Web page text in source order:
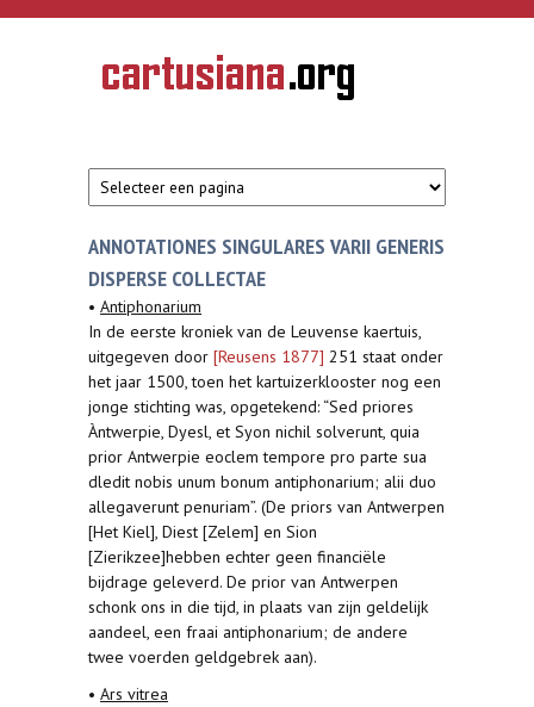
Overslaan en naar de inhoud gaan
CARTUSIANA
Geschiedenis
van de
ANNOTATIONES SINGULARES VARII GENERIS
DISPERSE COLLECTAE
• Antiphonarium
In de eerste kroniek van de Leuvense kaertuis,
uitgegeven door [Reusens 1877] 251 staat onder
het jaar 1500, toen het kartuizerklooster nog een
jonge stichting was, opgetekend: “Sed priores
Àntwerpie, Dyesl, et Syon nichil solverunt, quia
prior Antwerpie eoclem tempore pro parte sua
dledit nobis unum bonum antiphonarium; alii duo
allegaverunt penuriam”. (De priors van Antwerpen
[Het Kiel], Diest [Zelem] en Sion
[Zierikzee]hebben echter geen financiële
bijdrage geleverd. De prior van Antwerpen
schonk ons in die tijd, in plaats van zijn geldelijk
aandeel, een fraai antiphonarium; de andere
twee voerden geldgebrek aan).
• Ars vitrea